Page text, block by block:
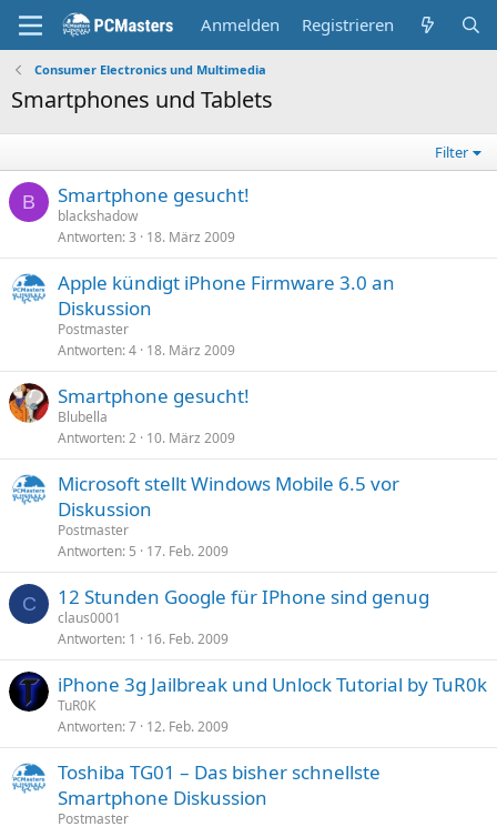
Anmelden Registrieren
Consumer Electronics und Multimedia
Smartphones und Tablets
Filter
B Smartphone gesucht!
blackshadow
Antworten 3 18. März 2009
Apple kündigt iPhone Firmware 3.0 an
Diskussion
Postmaster
Antworten 4 18. März 2009
Smartphone gesucht!
Blubella
Antworten 2 10. März 2009
Microsoft stellt Windows Mobile 6.5 vor
Diskussion
Postmaster
Antworten 5 17. Feb. 2009
C 12 Stunden Google für IPhone sind genug
claus0001
Antworten 1 16. Feb. 2009
iPhone 3g Jailbreak und Unlock Tutorial by TuR0k
TuR0K
Antworten 7 12. Feb. 2009
Toshiba TG01 – Das bisher schnellste
Smartphone Diskussion
Postmaster